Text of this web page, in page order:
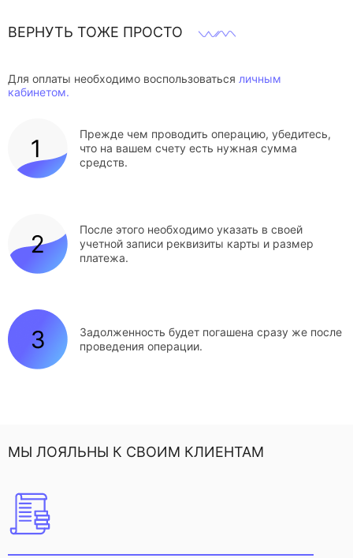
ВЕРНУТЬ ТОЖЕ ПРОСТО
Для оплаты необходимо воспользоваться личным
кабинетом.
Прежде чем проводить операцию, убедитесь,
что на вашем счету есть нужная сумма
средств.
После этого необходимо указать в своей
учетной записи реквизиты карты и размер
платежа.
Задолженность будет погашена сразу же после
проведения операции.
МЫ ЛОЯЛЬНЫ К СВОИМ КЛИЕНТАМ